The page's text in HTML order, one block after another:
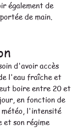
également de
de main.
d'avoir accès
l'eau fraîche et
boire entre 20 et
en fonction de
l'intensité
son régime